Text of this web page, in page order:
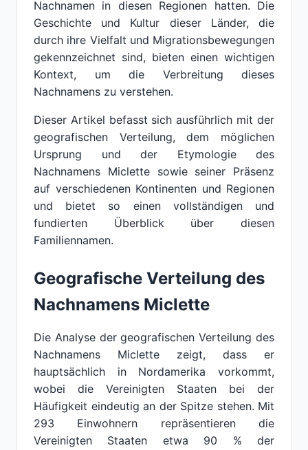
Nachnamen in diesen Regionen hatten. Die
Geschichte und Kultur dieser Länder, die
durch ihre Vielfalt und Migrationsbewegungen
gekennzeichnet sind, bieten einen wichtigen
Kontext, um die Verbreitung dieses
Nachnamens zu verstehen.
Dieser Artikel befasst sich ausführlich mit der
geografischen Verteilung, dem möglichen
Ursprung und der Etymologie des
Nachnamens Miclette sowie seiner Präsenz
auf verschiedenen Kontinenten und Regionen
und bietet so einen vollständigen und
fundierten Überblick über diesen
Familiennamen.
Geografische Verteilung des
Nachnamens Miclette
Die Analyse der geografischen Verteilung des
Nachnamens Miclette zeigt, dass er
hauptsächlich in Nordamerika vorkommt,
wobei die Vereinigten Staaten bei der
Häufigkeit eindeutig an der Spitze stehen. Mit
293 Einwohnern repräsentieren die
Vereinigten Staaten etwa 90 % der